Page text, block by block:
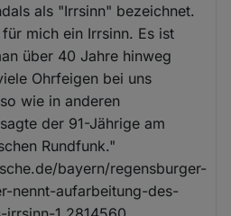
als "Irrsinn" bezeichnet.
mich ein Irrsinn. Es ist
über 40 Jahre hinweg
Ohrfeigen bei uns
wie in anderen
der 91-Jährige am
Rundfunk."
bayern/regensburger-
nennt-aufarbeitung-des-